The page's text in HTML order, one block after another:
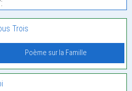
Trois
Poème sur la Famille